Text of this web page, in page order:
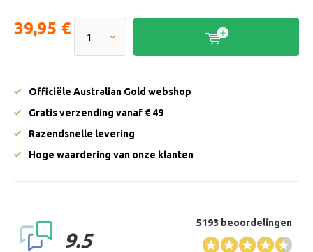
39,95 €
Officiële Australian Gold webshop
Gratis verzending vanaf € 49
Razendsnelle levering
Hoge waardering van onze klanten
9.5
5193 beoordelingen